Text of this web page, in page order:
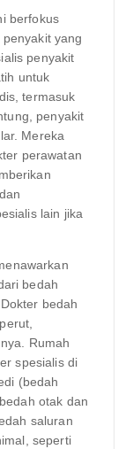
berfokus
yang
penyakit
untuk
termasuk
penyakit
Mereka
perawatan
lain jika
bedah
bedah
Rumah
spesialis di
(bedah
otak dan
saluran
seperti